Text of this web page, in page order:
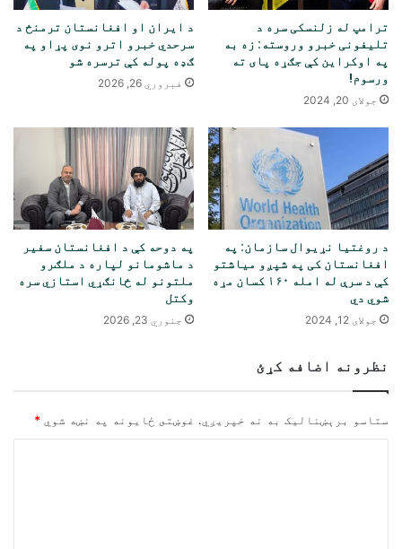
ترامپ له زلنسکی سره د
تلیفونی خبرو وروسته: زه به
په اوکراین کې جګړه پای ته
ورسوم!
جولای 20, 2024
د ایران او افغانستان ترمنځ د
سرحدي خبرو اترو نوی پړاو په
ګډه پوله کې ترسره شو
فبروري 26, 2026
د روغتیا نړیوال سازمان: په
افغانستان کی په شپږو میاشتو
کې د سرې له امله ۱۶۰ کسان مړه
شوي دي
جولای 12, 2024
په دوحه کې د افغانستان سفیر
د ماشومانو لپاره د ملګرو
ملتونو له ځانګړي استازي سره
وکتل
جنوري 23, 2026
نظرونه اضافه کړئ
ستاسو برېښناليک به نه خپريږي. غوښتى ځایونه په نښه شوي *